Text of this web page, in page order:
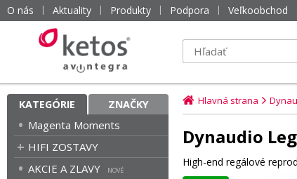
O nás Aktuality Produkty Podpora Veľkoobchod
KATEGÓRIE ZNAČKY
Magenta Moments
HIFI ZOSTAVY
AKCIE A ZLAVY
Hlavná strana
Dynaudio
High-end regálové